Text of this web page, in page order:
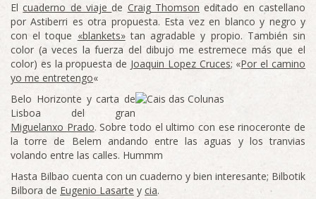
Elcuaderno de viajede Craig Thomson editado en castellano
por Astiberri es otra propuesta. Esta vez en blanco y negro y
con el toque «blankets»tan agradable y propio. También sin
color (a veces la fuerza del dibujo me estremece más que el
color) es la propuesta de Joaquin Lopez Cruces; «Por el camino
yo me entretengo«
Belo Horizonte y carta de
Lisboa del gran
Miguelanxo Prado. Sobre todo el ultimo con ese rinoceronte de
la torre de Belem andando entre las aguas y los tranvias
volando entre las calles. Hummm
Hasta Bilbao cuenta con un cuaderno y bien interesante; Bilbotik
Bilbora de Eugenio Lasarte y cia.